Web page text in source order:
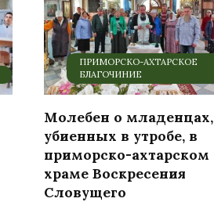
ПРИМОРСКО-АХТАРСКОЕ
БЛАГОЧИНИЕ
Молебен о младенцах,
убиенных в утробе, в
приморско-ахтарском
храме Воскресения
Словущего